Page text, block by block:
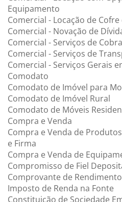
Equipamento
Comercial - Locação de
Comercial - Novação de
Comercial - Serviços de
Comercial - Serviços de
Comercial - Serviços Gerais
Comodato
Comodato de Imóvel para
Comodato de Imóvel Rural
Comodato de Móveis
Compra e Venda
Compra e Venda de
e Firma
Compra e Venda de
Compromisso de Fiel
Comprovante de
Imposto de Renda na Fonte
Constituição de Sociedade